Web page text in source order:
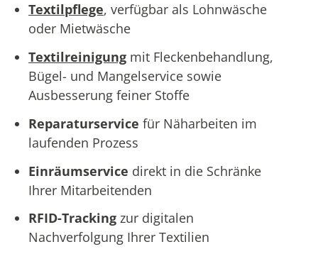
Textilpflege, verfügbar als Lohnwäsche
oder Mietwäsche
Textilreinigung mit Fleckenbehandlung,
Bügel- und Mangelservice sowie
Ausbesserung feiner Stoffe
Reparaturservice für Näharbeiten im
laufenden Prozess
Einräumservice direkt in die Schränke
Ihrer Mitarbeitenden
RFID-Tracking zur digitalen
Nachverfolgung Ihrer Textilien